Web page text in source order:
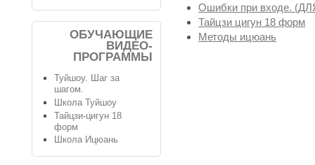
Ошибки при входе.
Тайцзи цигун 18 форм
Методы ицюань
ОБУЧАЮЩИЕ
ВИДЕО-
ПРОГРАММЫ
Туйшоу. Шаг за
шагом.
Школа Туйшоу
Тайцзи-цигун 18
форм
Школа Ицюань